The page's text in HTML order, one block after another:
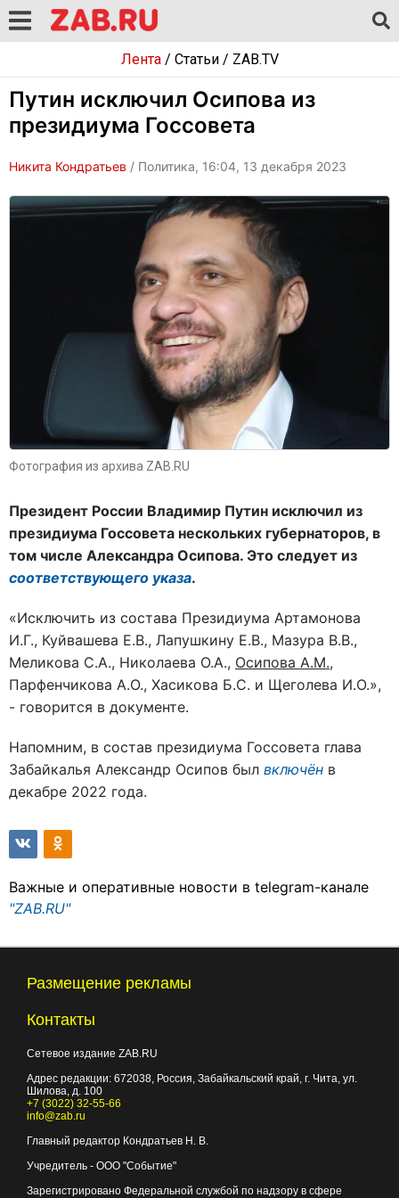
Лента/ Статьи/ ZAB.TV
Путин исключил Осипова из
президиума Госсовета
Никита Кондратьев / Политика, 16:04, 13 декабря 2023
Фотография из архива ZAB.RU
Президент России Владимир Путин исключил из
президиума Госсовета нескольких губернаторов, в
том числе Александра Осипова. Это следует из
соответствующего указа.
«Исключить из состава Президиума Артамонова
И.Г., Куйвашева Е.В., Лапушкину Е.В., Мазура В.В.,
Меликова С.А., Николаева О.А., Осипова А.М.,
Парфенчикова А.О., Хасикова Б.С. и Щеголева И.О.»,
- говорится в документе.
Напомним, в состав президиума Госсовета глава
Забайкалья Александр Осипов был включён в
декабре 2022 года.
Важные и оперативные новости в telegram-канале
"ZAB.RU"
Размещение рекламы
Контакты
Сетевое издание ZAB.RU
Адрес редакции: 672038 , Россия, Забайкальский край, г. Чита ул.
Шилова, д. 100
+7 (3022) 32-55-66
info@zab.ru
Главный редактор Кондратьев Н. В.
Учредитель - ООО "Событие"
Зарегистрировано Федеральной службой по надзору в сфере